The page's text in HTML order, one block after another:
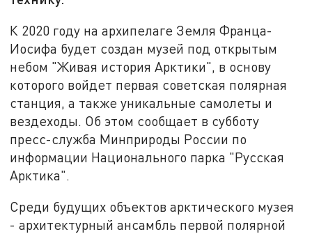
К 2020 году на архипелаге Земля Франца-
Иосифа будет создан музей под открытым
небом "Живая история Арктики", в основу
которого войдет первая советская полярная
станция, а также уникальные самолеты и
вездеходы. Об этом сообщает в субботу
пресс-служба Минприроды России по
информации Национального парка "Русская
Арктика".
Среди будущих объектов арктического музея
- архитектурный ансамбль первой полярной